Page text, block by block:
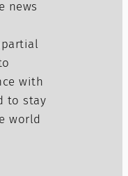
news
with
to stay
world